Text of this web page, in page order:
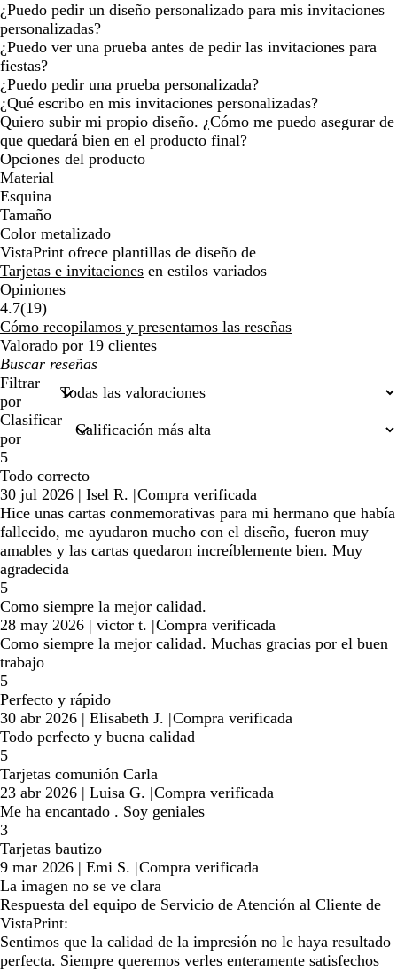
¿Puedo pedir un diseño personalizado para mis invitaciones
personalizadas?
¿Puedo ver una prueba antes de pedir las invitaciones para
fiestas?
¿Puedo pedir una prueba personalizada?
¿Qué escribo en mis invitaciones personalizadas?
Quiero subir mi propio diseño. ¿Cómo me puedo asegurar de
que quedará bien en el producto final?
Opciones del producto
Material
Esquina
Tamaño
Color metalizado
VistaPrint ofrece plantillas de diseño de
Tarjetas e invitaciones en estilos variados
Opiniones
4.7(1919
reseñas
)
Cómo recopilamos y presentamos las reseñas
Valorado por 19 clientes
Mis
búsquedas
Filtrar
por
Clasificar
por
5
Todo correcto
30 jul 2026 | Isel R. |Compra verificada
Hice unas cartas conmemorativas para mi hermano que había
fallecido, me ayudaron mucho con el diseño, fueron muy
amables y las cartas quedaron increíblemente bien. Muy
agradecida
5
Como siempre la mejor calidad.
28 may 2026 | victor t. |Compra verificada
Como siempre la mejor calidad. Muchas gracias por el buen
trabajo
5
Perfecto y rápido
30 abr 2026 | Elisabeth J. |Compra verificada
Todo perfecto y buena calidad
5
Tarjetas comunión Carla
23 abr 2026 | Luisa G. |Compra verificada
Me ha encantado . Soy geniales
3
Tarjetas bautizo
9 mar 2026 | Emi S. |Compra verificada
La imagen no se ve clara
Respuesta del equipo de Servicio de Atención al Cliente de
VistaPrint:
Sentimos que la calidad de la impresión no le haya resultado
perfecta. Siempre queremos verles enteramente satisfechos